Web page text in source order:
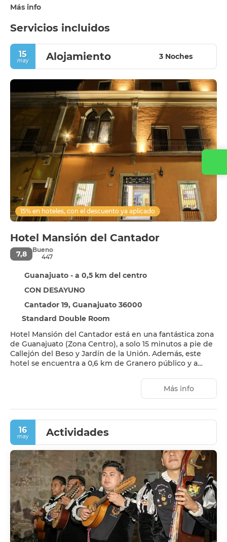
Más info
Servicios incluidos
15
may Alojamiento 3 Noches
15% en hoteles, con el descuento ya aplicado
Hotel Mansión del Cantador
7,8
Bueno
447
Guanajuato - a 0,5 km del centro
CON DESAYUNO
Cantador 19, Guanajuato 36000
Standard Double Room
Hotel Mansión del Cantador está en una fantástica zona
de Guanajuato (Zona Centro), a solo 15 minutos a pie de
Callejón del Beso y Jardín de la Unión. Además, este
hotel se encuentra a 0,6 km de Granero público y a
Con una terraza donde descansar y comodidades como
conexión a Internet wifi gratis y servicios de conserjería,
¡no te faltará de nada!
Disfruta de una agradable estancia en una de las 42
habitaciones con televisión de pantalla plana. La
conexión wifi gratis te mantendrá en contacto con los
tuyos. Además, podrás disfrutar de canales por cable. El
cuarto de baño está provisto de ducha y secadores de
pelo. Entre las comodidades, se incluyen caja fuerte y
escritorio, además de un servicio de limpieza disponible
todos los días.
En Hotel Mansión del Cantador tienes un restaurante a
tu disposición para comer algo. Se ofrece un desayuno
continental gratuito todos los días de 08:00 a 12:00.
Más info
16
may Actividades
Contacta con nosotros